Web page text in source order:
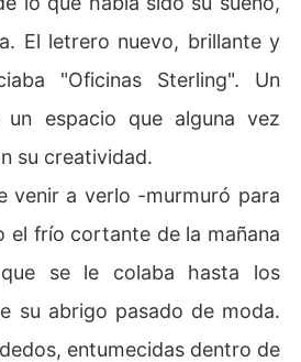
de un papel sobrevivir al pes
El letrero nuevo, brillante y
"Oficinas Sterling". Un
espacio que alguna vez
su creatividad.
venir a verlo -murmuró para
el frío cortante de la mañana
se le colaba hasta los
su abrigo pasado de moda.
entumecidas dentro de